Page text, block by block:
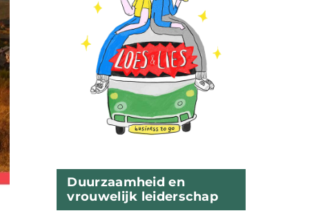
Duurzaamheid en
vrouwelijk leiderschap